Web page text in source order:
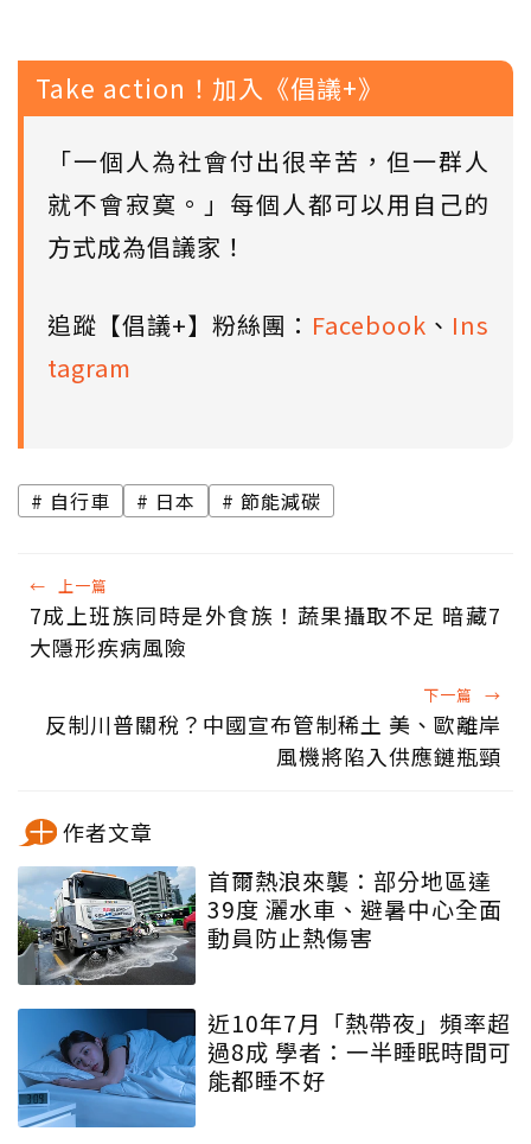
Take action！加入《倡議+》
「一個人為社會付出很辛苦，但一群人
就不會寂寞。」每個人都可以用自己的
方式成為倡議家！
追蹤【倡議+】粉絲團： Facebook 、 Ins
tagram
自行車 日本 節能減碳
← 上一篇
7成上班族同時是外食族！蔬果攝取不足 暗藏7
大隱形疾病風險
下一篇 →
反制川普關稅？中國宣布管制稀土 美、歐離岸
風機將陷入供應鏈瓶頸
作者文章
首爾熱浪來襲：部分地區達
39度 灑水車、避暑中心全面
動員防止熱傷害
近10年7月「熱帶夜」頻率超
過8成 學者：一半睡眠時間可
能都睡不好